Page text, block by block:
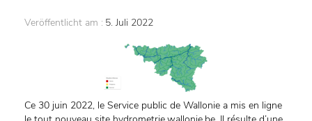
Veröffentlicht am : 5. Juli 2022
Ce 30 juin 2022, le Service public de Wallonie a mis en ligne